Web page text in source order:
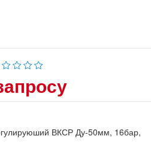
ВКСР Ду-50мм, 16бар,